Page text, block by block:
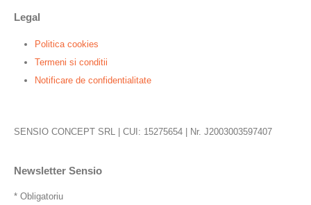
Legal
Politica cookies
Termeni si conditii
Notificare de confidentialitate
SENSIO CONCEPT SRL | CUI: 15275654 | Nr. J2003003597407
Newsletter Sensio
* Obligatoriu